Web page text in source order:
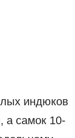
индюков
а самок 10-